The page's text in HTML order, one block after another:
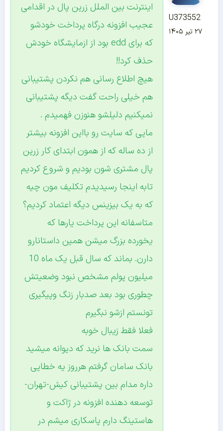
U373552
۲۷ تیر ۱۴۰۵
اینترنت بین الملل زرین پال در اقدامی
عجیب افزونه درگاه پرداخت خودشو
که برای edd بود از ازمایشگاه خودش
حذف کرد!!
هیچ اطلاع رسانی هم نکردن پشتیبانی
هم خیلی راحت گفت دیگه پشتیبانی
نمیکنیم دلیلشو هنوزن فهمیدم .
مایی که سایت رو بااین افزونه بیشتر
از ده ساله که از همون ابتدای کار زرین
پال مشتری شون بودیم و شروع کردیم
تابه اینجا رسیدیدم تکلیف مون چیه
که به یک بیزینس دیگه اعتماد کردیم؟
متاسفانه این پرداخت یارها که
یخورده بزرگ میشن همین داستانارو
دارن. بماند که سال قبل یک ماه 10
میلیون پولم مشخص نبود وضعیتش
چطوری بود بعد صدبار زنگ وپیگیری
تونستم ازشو نبگیرم
فعلا فقط زیبال خوبه
سمت بانک ها نرید که دیوانه میشید
بانک سامان گرفتم هرروز یه خطایی
داره مدام بین پشتیبانی کیش-تهران-
توسعه دهنده افزونه در ژاکت و
هاستینگ دارم پاسکاری میشم در